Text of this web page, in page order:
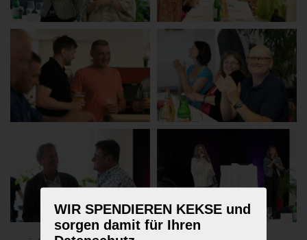
WIR SPENDIEREN KEKSE und
sorgen damit für Ihren